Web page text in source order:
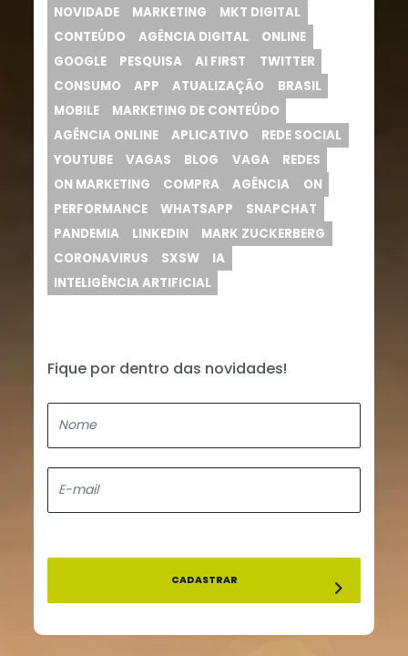
NOVIDADE
MARKETING
MKT DIGITAL
CONTEÚDO
AGÊNCIA DIGITAL
ONLINE
GOOGLE
PESQUISA AI FIRST
TWITTER
CONSUMO
APP ATUALIZAÇÃO
BRASIL
MOBILE
MARKETING DE CONTEÚDO
AGÊNCIA ONLINE
APLICATIVO
REDE SOCIAL
YOUTUBE
VAGAS BLOG VAGA
REDES
ON MARKETING
COMPRA AGÊNCIA
ON
PERFORMANCE
WHATSAPP
SNAPCHAT
PANDEMIA
LINKEDIN
MARK ZUCKERBERG
CORONAVIRUS
SXSW
IA
INTELIGÊNCIA ARTIFICIAL
Fique por dentro das novidades!